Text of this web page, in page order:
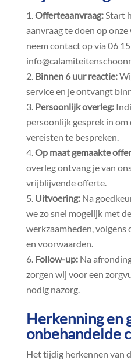
Offerteaanvraag:Start
aanvraag te doen op onze
neem contact op via 06
Binnen 6 uur reactie:
service en je ontvangt
Persoonlijk overleg:
persoonlijk gesprek in
vereisten te bespreken.​
Op maat gemaakte
overleg ontvang je van
vrijblijvende offerte.​
Uitvoering:Na
we zo snel mogelijk met
werkzaamheden, volgens
en voorwaarden.​
Follow-up:Na
zorgen wij voor een
nodig nazorg.​
Herkenning en
onbehandelde
Het tijdig herkennen van